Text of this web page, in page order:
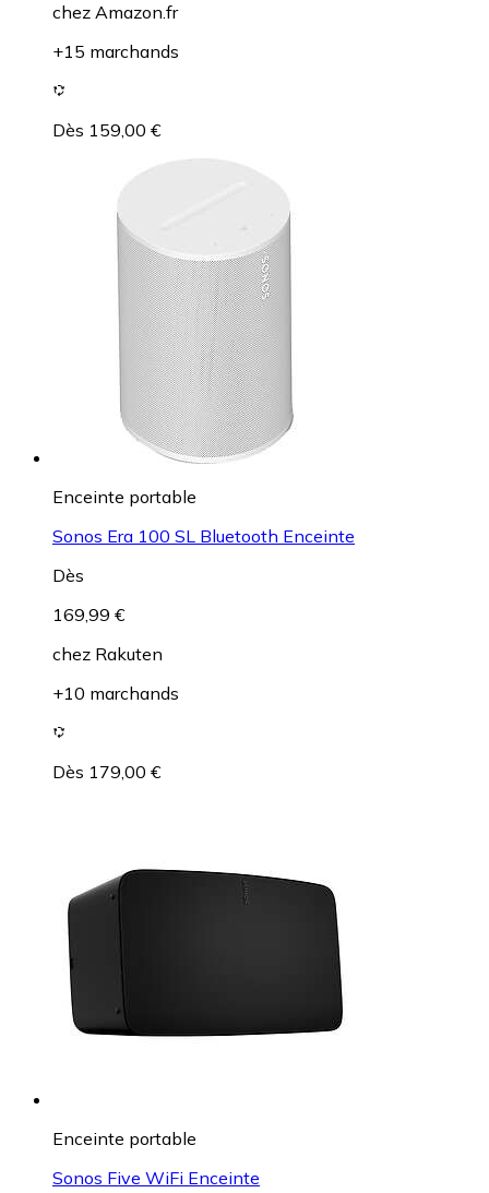
chez Amazon.fr
+15 marchands
Dès 159,00 €
Enceinte portable
Sonos Era 100 SL Bluetooth Enceinte
Dès
169,99 €
chez Rakuten
+10 marchands
Dès 179,00 €
Enceinte portable
Sonos Five WiFi Enceinte